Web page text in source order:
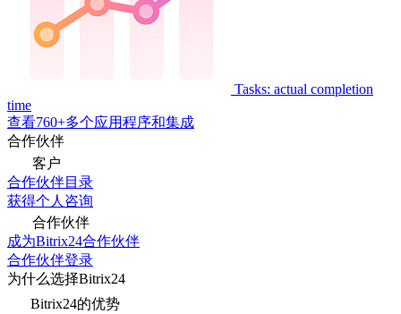
Tasks: actual completion
time
查看760+多个应用程序和集成
合作伙伴
客户
合作伙伴目录
获得个人咨询
合作伙伴
成为Bitrix24合作伙伴
合作伙伴登录
为什么选择Bitrix24
Bitrix24的优势